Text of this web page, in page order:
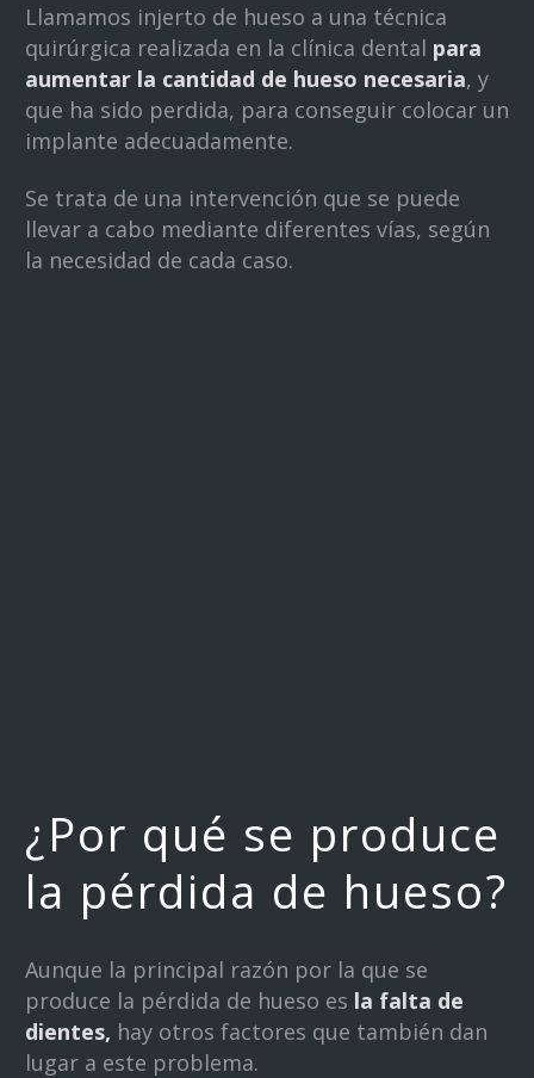
Llamamos injerto de hueso a una técnica
quirúrgica realizada en la clínica dental para
aumentar la cantidad de hueso necesaria, y
que ha sido perdida, para conseguir colocar un
implante adecuadamente.
Se trata de una intervención que se puede
llevar a cabo mediante diferentes vías, según
la necesidad de cada caso.
¿Por qué se produce
la pérdida de hueso?
Aunque la principal razón por la que se
produce la pérdida de hueso es la falta de
dientes, hay otros factores que también dan
lugar a este problema.